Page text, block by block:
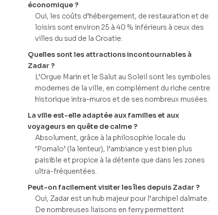
économique ?
Oui, les coûts d’hébergement, de restauration et de
loisirs sont environ 25 à 40 % inférieurs à ceux des
villes du sud de la Croatie.
Quelles sont les attractions incontournables à
Zadar ?
L’Orgue Marin et le Salut au Soleil sont les symboles
modernes de la ville, en complément du riche centre
historique intra-muros et de ses nombreux musées.
La ville est-elle adaptée aux familles et aux
voyageurs en quête de calme ?
Absolument, grâce à la philosophie locale du
‘Pomalo’ (la lenteur), l’ambiance y est bien plus
paisible et propice à la détente que dans les zones
ultra-fréquentées.
Peut-on facilement visiter les îles depuis Zadar ?
Oui, Zadar est un hub majeur pour l’archipel dalmate.
De nombreuses liaisons en ferry permettent